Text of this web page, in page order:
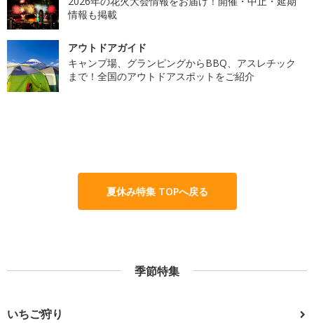
情報も掲載
アウトドアガイド
キャンプ場、グランピングからBBQ、アスレチック
まで！全国のアウトドアスポットをご紹介
夏休み特集 TOPへ戻る
季節特集
いちご狩り